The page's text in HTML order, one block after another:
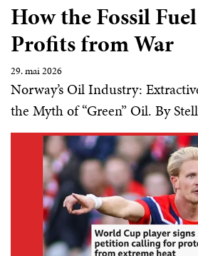
How the Fossil
Profits from War
29. mai 2026
Norway’s Oil Industry:
the Myth of “Green” Oil. By